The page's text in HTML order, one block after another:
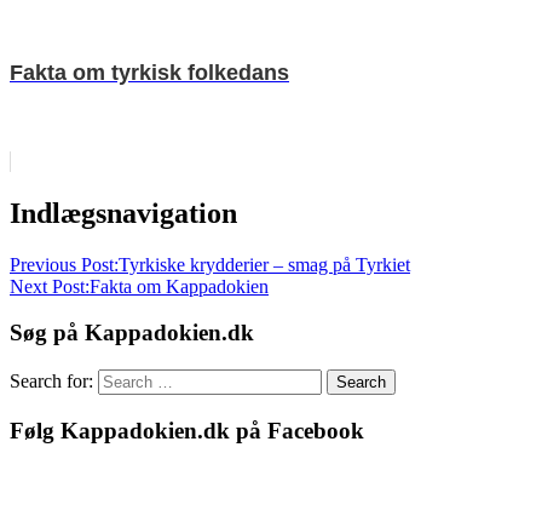
Fakta om tyrkisk folkedans
Indlægsnavigation
Previous Post:Tyrkiske krydderier – smag på Tyrkiet
Next Post:Fakta om Kappadokien
Søg på Kappadokien.dk
Search for: Search
Følg Kappadokien.dk på Facebook